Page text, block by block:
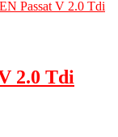
2.0 Tdi